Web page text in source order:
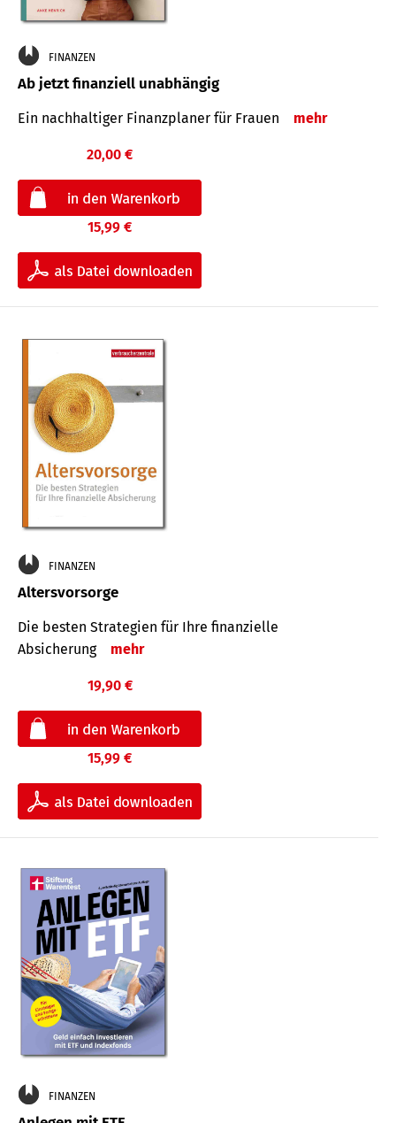
FINANZEN
Ab jetzt finanziell unabhängig
Ein nachhaltiger Finanzplaner für Frauen mehr
20,00 €
15,99 €
FINANZEN
Altersvorsorge
Die besten Strategien für Ihre finanzielle
Absicherung
mehr
19,90 €
15,99 €
FINANZEN